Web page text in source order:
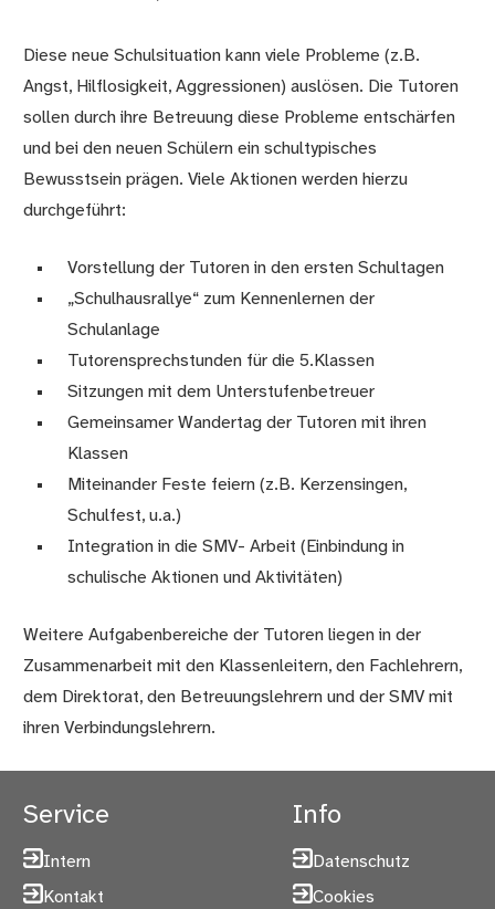
Diese neue Schulsituation kann viele Probleme (z.B.
Angst, Hilflosigkeit, Aggressionen) auslösen. Die Tutoren
sollen durch ihre Betreuung diese Probleme entschärfen
und bei den neuen Schülern ein schultypisches
Bewusstsein prägen. Viele Aktionen werden hierzu
durchgeführt:
Vorstellung der Tutoren in den ersten Schultagen
„Schulhausrallye“ zum Kennenlernen der
Schulanlage
Tutorensprechstunden für die 5.Klassen
Sitzungen mit dem Unterstufenbetreuer
Gemeinsamer Wandertag der Tutoren mit ihren
Klassen
Miteinander Feste feiern (z.B. Kerzensingen,
Schulfest, u.a.)
Integration in die SMV- Arbeit (Einbindung in
schulische Aktionen und Aktivitäten)
Weitere Aufgabenbereiche der Tutoren liegen in der
Zusammenarbeit mit den Klassenleitern, den Fachlehrern,
dem Direktorat, den Betreuungslehrern und der SMV mit
ihren Verbindungslehrern.
Service
Intern
Kontakt
Info
Datenschutz
Cookies